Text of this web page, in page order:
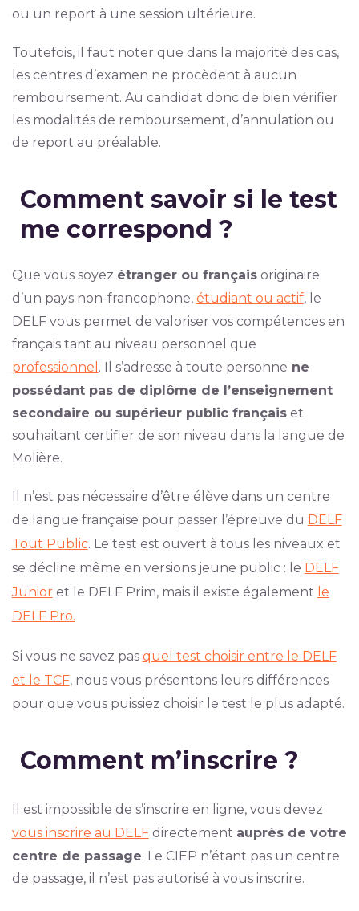
ou un report à une session ultérieure.
Toutefois, il faut noter que dans la majorité des cas,
les centres d’examen ne procèdent à aucun
remboursement. Au candidat donc de bien vérifier
les modalités de remboursement, d’annulation ou
de report au préalable.
Comment savoir si le test
me correspond ?
Que vous soyez étranger ou françaisoriginaire
d’un pays non-francophone, étudiant ou actif, le
DELF vous permet de valoriser vos compétences en
français tant au niveau personnel que
professionnel . Il s’adresse à toute personne ne
possédant pas de diplôme de l’enseignement
secondaire ou supérieur public françaiset
souhaitant certifier de son niveau dans la langue de
Molière.
Il n’est pas nécessaire d’être élève dans un centre
de langue française pour passer l’épreuve du DELF
Tout Public. Le test est ouvert à tous les niveaux et
se décline même en versions jeune public : le DELF
Junioret le DELF Prim, mais il existe également le
DELF Pro.
Si vous ne savez pas quel test choisir entre le DELF
et le TCF, nous vous présentons leurs différences
pour que vous puissiez choisir le test le plus adapté.
Comment m’inscrire ?
Il est impossible de s’inscrire en ligne, vous devez
vous inscrire au DELFdirectement auprès de votre
centre de passage. Le CIEP n’étant pas un centre
de passage, il n’est pas autorisé à vous inscrire.